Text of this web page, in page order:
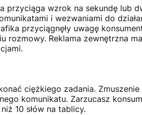
przyciąga wzrok na sekundę lub
i wezwaniami do
przyciągnęły uwagę
rozmowy. Reklama zewnętrzna
ciężkiego zadania.
komunikatu. Zarzucasz
10 słów na tablicy.